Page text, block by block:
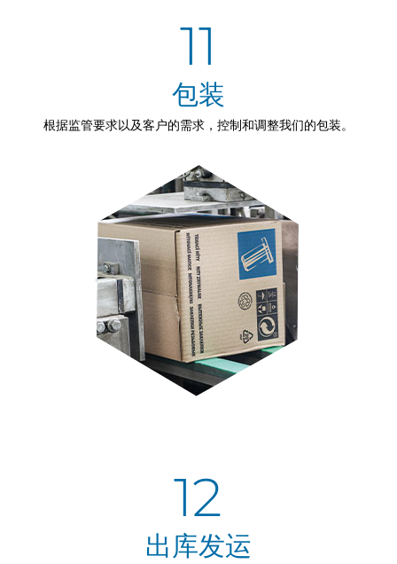
11
包装
根据监管要求以及客户的需求，控制和调整我们的包装。
12
出库发运